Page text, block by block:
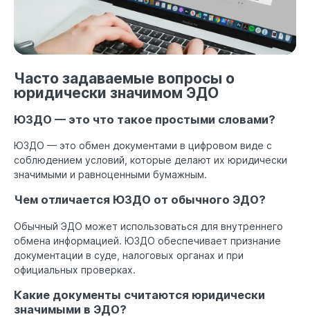
Часто задаваемые вопросы о
юридически значимом ЭДО
ЮЗДО — это что такое простыми словами?
ЮЗДО — это обмен документами в цифровом виде с
соблюдением условий, которые делают их юридически
значимыми и равноценными бумажным.
Чем отличается ЮЗДО от обычного ЭДО?
Обычный ЭДО может использоваться для внутреннего
обмена информацией. ЮЗДО обеспечивает признание
документации в суде, налоговых органах и при
официальных проверках.
Какие документы считаются юридически
значимыми в ЭДО?